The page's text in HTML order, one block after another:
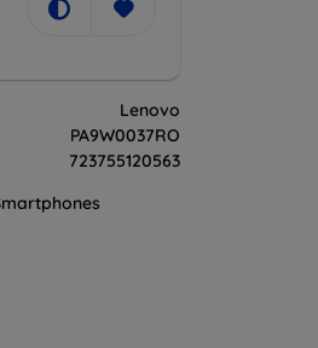
Lenovo
PA9W0037RO
723755120563